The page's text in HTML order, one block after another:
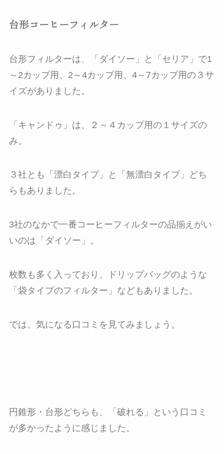
台形コーヒーフィルター
台形フィルターは、「ダイソー」と「セリア」で1
～2カップ用、2～4カップ用、4～7カップ用の３サ
イズがありました。
「キャンドゥ」は、２～４カップ用の１サイズの
み。
３社とも「漂白タイプ」と「無漂白タイプ」どち
らもありました。
3社のなかで一番コーヒーフィルターの品揃えがい
いのは「ダイソー」。
枚数も多く入っており、ドリップバッグのような
「袋タイプのフィルター」などもありました。
では、気になる口コミを見てみましょう。
円錐形・台形どちらも、「破れる」という口コミ
が多かったように感じました。